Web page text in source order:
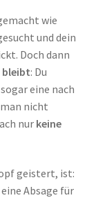
wie
und dein
Doch dann
bleibt: Du
eine nach
nicht
nur keine
geistert, ist:
Absage für